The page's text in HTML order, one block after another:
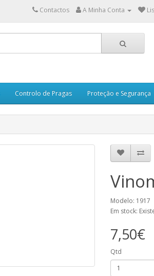
Contactos A Minha Conta
Controlo de Pragas Proteção e Segurança
Modelo: 1917
Em stock:
7,50€
Qtd